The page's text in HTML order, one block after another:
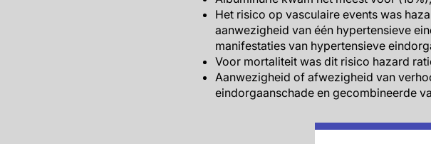
Het risico op vasculaire events was
aanwezigheid van één hypertensieve
manifestaties van hypertensieve
Voor mortaliteit was dit risico hazard
Aanwezigheid of afwezigheid van
eindorgaanschade en gecombineerde